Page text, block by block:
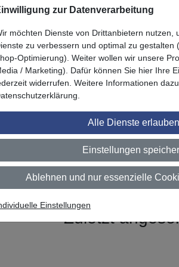
geeignet
DW-1882MT
Zuletzt
zur Datenverarbeitung
möchten Dienste von Drittanbietern nutzen,
zu verbessern und optimal zu gestalten
Optimierung). Weiter wollen wir unsere
/ Marketing). Dafür können Sie hier Ihre
widerrufen. Weitere Informationen
Alle Dienste erlauben
Einstellungen
Ablehnen und nur essenzielle
Einstellungen